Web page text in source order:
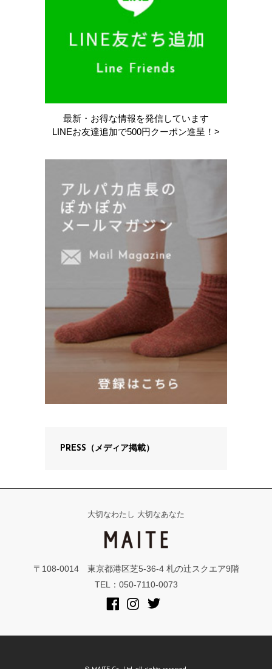
最新・お得な情報を発信しています
LINEお友達追加で500円クーポン進呈！>
PRESS（メディア掲載）
大切なわたし 大切なあなた
〒108-0014 東京都港区芝5-36-4 札の辻スクエア9階
TEL：050-7110-0073